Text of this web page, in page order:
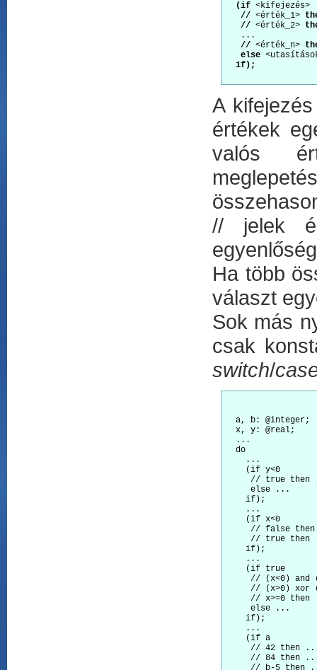
(if <kifejezés>
// <érték_1>
// <érték_2>
   ...
// <érték_n>
else
if);
A
értékek
valós
// jelek
Ha több
választ
Sok más
csak
switch/
  a, b: @integer;
  x, y: @real;
  ...
  do
    ...
(if y<0
// true then
     else ...
    if);
    ...
(if x<0
// false then
// true then
    if);
    ...
(if true
// (x<0) and
// (x>0) xor
// x>=0 then
     else ...
    if);
    ...
(if a
// 42 then
// 84 then
// b-5 then